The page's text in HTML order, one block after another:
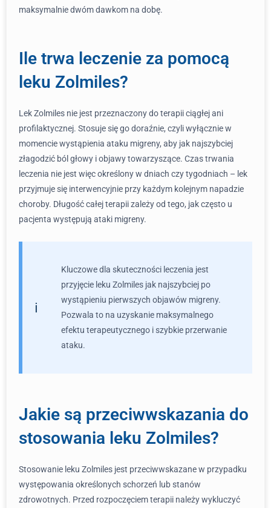
maksymalnie dwóm dawkom na dobę.
Ile trwa leczenie za pomocą
leku Zolmiles?
Lek Zolmiles nie jest przeznaczony do terapii ciągłej ani
profilaktycznej. Stosuje się go doraźnie, czyli wyłącznie w
momencie wystąpienia ataku migreny, aby jak najszybciej
złagodzić ból głowy i objawy towarzyszące. Czas trwania
leczenia nie jest więc określony w dniach czy tygodniach – lek
przyjmuje się interwencyjnie przy każdym kolejnym napadzie
choroby. Długość całej terapii zależy od tego, jak często u
pacjenta występują ataki migreny.
Kluczowe dla skuteczności leczenia jest
przyjęcie leku Zolmiles jak najszybciej po
wystąpieniu pierwszych objawów migreny.
Pozwala to na uzyskanie maksymalnego
efektu terapeutycznego i szybkie przerwanie
ataku.
Jakie są przeciwwskazania do
stosowania leku Zolmiles?
Stosowanie leku Zolmiles jest przeciwwskazane w przypadku
występowania określonych schorzeń lub stanów
zdrowotnych. Przed rozpoczęciem terapii należy wykluczyć